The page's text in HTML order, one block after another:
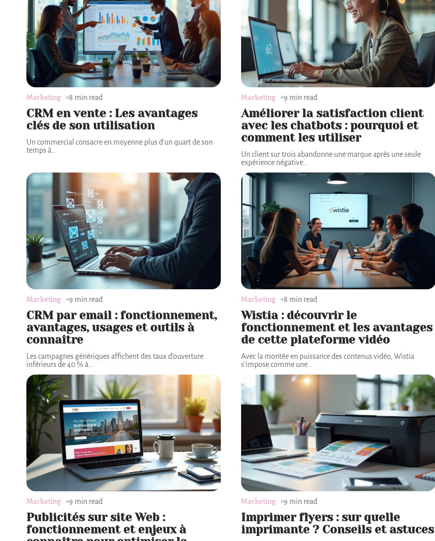
CRM en vente : Les avantages
clés de son utilisation
Un commercial consacre en moyenne plus d'un quart de son
temps à
Marketing 8 min read
Améliorer la satisfaction client
avec les chatbots : pourquoi et
comment les utiliser
Un client sur trois abandonne une marque après une seule
expérience négative
Marketing 9 min read
CRM par email : fonctionnement,
avantages, usages et outils à
connaître
Les campagnes génériques affichent des taux d’ouverture
inférieurs de 40 % à
Marketing 9 min read
Wistia : découvrir le
fonctionnement et les avantages
de cette plateforme vidéo
Avec la montée en puissance des contenus vidéo, Wistia
s'impose comme une
Marketing 8 min read
Publicités sur site Web :
fonctionnement et enjeux à
Marketing 9 min read
Imprimer flyers : sur quelle
imprimante ? Conseils et astuces
Marketing 9 min read